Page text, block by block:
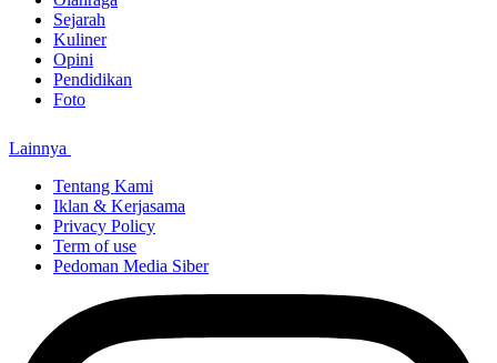
Sejarah
Kuliner
Opini
Pendidikan
Foto
Lainnya
Tentang Kami
Iklan & Kerjasama
Privacy Policy
Term of use
Pedoman Media Siber